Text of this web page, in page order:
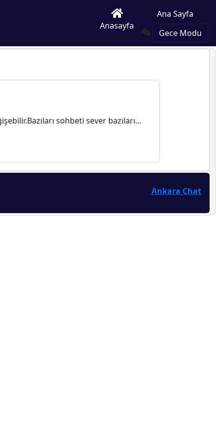
Anasayfa
Ana Sayfa
Gece Modu
sohbeti sever bazıları...
Ankara Chat